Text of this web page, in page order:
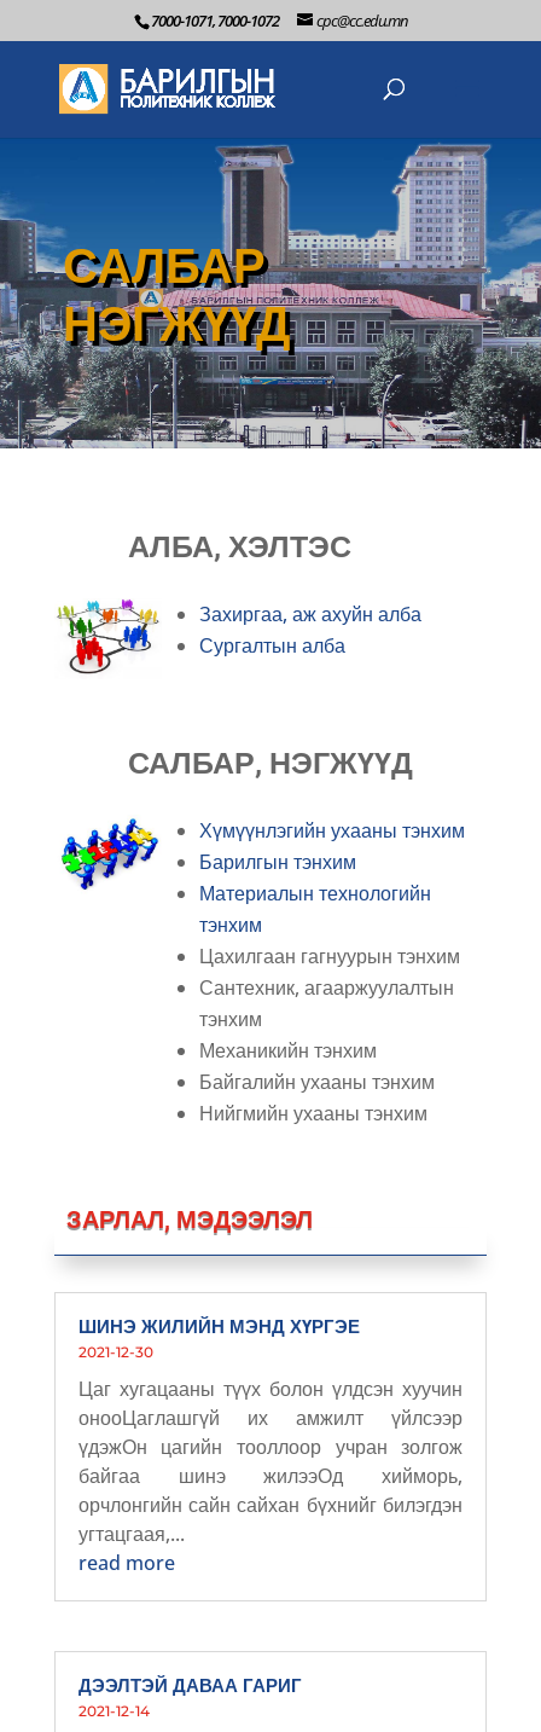
7000-1071, 7000-1072 cpc@cc.edu.mn
САЛБАР
НЭГЖҮҮД
АЛБА, ХЭЛТЭС
Захиргаа, аж ахуйн алба
Сургалтын алба
САЛБАР, НЭГЖҮҮД
Хүмүүнлэгийн ухааны тэнхим
Барилгын тэнхим
Материалын технологийн
тэнхим
Цахилгаан гагнуурын тэнхим
Сантехник, агааржуулалтын
тэнхим
Механикийн тэнхим
Байгалийн ухааны тэнхим
Нийгмийн ухааны тэнхим
ЗАРЛАЛ, МЭДЭЭЛЭЛ
ШИНЭ ЖИЛИЙН МЭНД ХҮРГЭЕ
2021-12-30
Цаг хугацааны түүх болон үлдсэн хуучин
онооЦаглашгүй их амжилт үйлсээр
үдэжОн цагийн тооллоор учран золгож
байгаа шинэ жилээОд хийморь,
орчлонгийн сайн сайхан бүхнийг билэгдэн
угтацгаая,...
read more
ДЭЭЛТЭЙ ДАВАА ГАРИГ
2021-12-14